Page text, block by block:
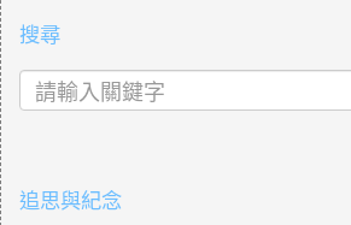
搜尋
追思與紀念